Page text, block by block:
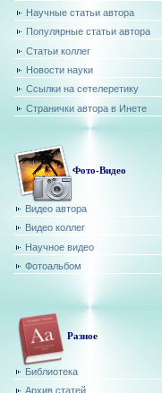
Научные статьи автора
Популярные статьи автора
Статьи коллег
Новости науки
Ссылки на сетелеретику
Странички автора в Инете
Фото-Видео
Видео автора
Видео коллег
Научное видео
Фотоальбом
Разное
Библиотека
Архив статей